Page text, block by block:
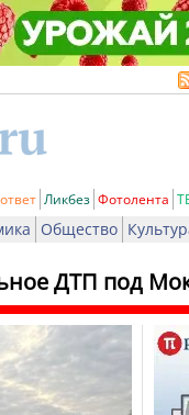
Ликбез Фотолента
Общество
ДТП под